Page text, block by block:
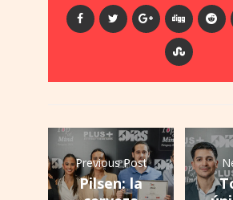
Previous Post
Pilsen: la